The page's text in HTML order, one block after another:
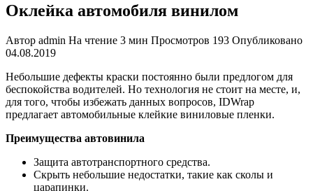
Оклейка автомобиля винилом
Автор admin На чтение 3 мин Просмотров 193 Опубликовано
04.08.2019
Небольшие дефекты краски постоянно были предлогом для
беспокойства водителей. Но технология не стоит на месте, и,
для того, чтобы избежать данных вопросов, IDWrap
предлагает автомобильные клейкие виниловые пленки.
Преимущества автовинила
Защита автотранспортного средства.
Скрыть небольшие недостатки, такие как сколы и
царапинки.